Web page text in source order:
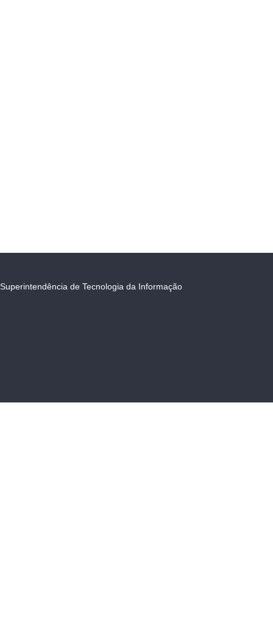
Superintendência de Tecnologia da Informação